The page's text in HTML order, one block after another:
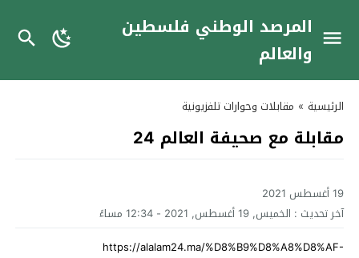
المرصد الوطني فلسطين
والعالم
الرئيسية » مقابلات وحوارات تلفزيونية
مقابلة مع صحيفة العالم 24
19 أغسطس 2021
آخر تحديث : الخميس, 19 أغسطس, 2021 - 12:34 مساءً
https://alalam24.ma/%D8%B9%D8%A8%D8%AF-